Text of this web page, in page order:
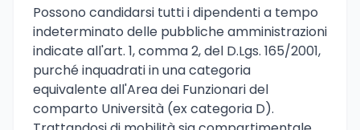
Possono candidarsi tutti i dipendenti a tempo
indeterminato delle pubbliche amministrazioni
indicate all'art. 1, comma 2, del D.Lgs. 165/2001,
purché inquadrati in una categoria
equivalente all'Area dei Funzionari del
comparto Università (ex categoria D).